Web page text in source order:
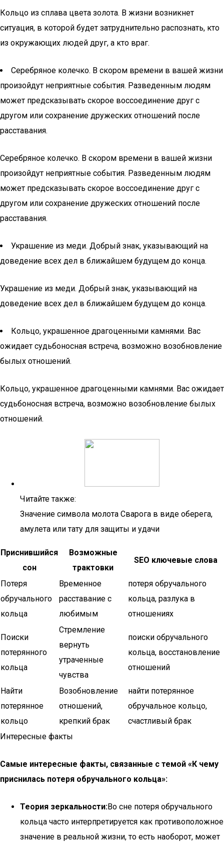
Кольцо из сплава цвета золота. В жизни возникнет
ситуация, в которой будет затруднительно распознать, кто
из окружающих людей друг, а кто враг.
Серебряное колечко. В скором времени в вашей жизни
произойдут неприятные события. Разведенным людям
может предсказывать скорое воссоединение друг с
другом или сохранение дружеских отношений после
расставания.
Серебряное колечко. В скором времени в вашей жизни
произойдут неприятные события. Разведенным людям
может предсказывать скорое воссоединение друг с
другом или сохранение дружеских отношений после
расставания.
Украшение из меди. Добрый знак, указывающий на
доведение всех дел в ближайшем будущем до конца.
Украшение из меди. Добрый знак, указывающий на
доведение всех дел в ближайшем будущем до конца.
Кольцо, украшенное драгоценными камнями. Вас
ожидает судьбоносная встреча, возможно возобновление
былых отношений.
Кольцо, украшенное драгоценными камнями. Вас ожидает
судьбоносная встреча, возможно возобновление былых
отношений.
Читайте также:
Значение символа молота Сварога в виде оберега,
амулета или тату для защиты и удачи
Приснившийся
сон
Возможные
трактовки
SEO ключевые слова
Потеря
обручального
кольца
Временное
расставание с
любимым
потеря обручального
кольца, разлука в
отношениях
Поиски
потерянного
кольца
Стремление
вернуть
утраченные
чувства
поиски обручального
кольца, восстановление
отношений
Найти
потерянное
кольцо
Возобновление
отношений,
крепкий брак
найти потерянное
обручальное кольцо,
счастливый брак
Интересные факты
Самые интересные факты, связанные с темой «К чему
приснилась потеря обручального кольца»:
Теория зеркальности:Во сне потеря обручального
кольца часто интерпретируется как противоположное
значение в реальной жизни, то есть наоборот, может